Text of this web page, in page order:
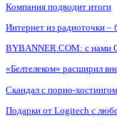
Компания подводит итоги
Интернет из радиоточки –
BYBANNER.COM: c нами
«Белтелеком» расширил
Скандал с порно-
Подарки от Logitech с